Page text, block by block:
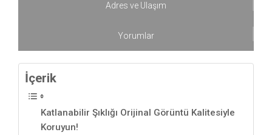
Adres ve Ulaşım
Yorumlar
İçerik
Katlanabilir Şıklığı Orijinal Görüntü Kalitesiyle
Koruyun!